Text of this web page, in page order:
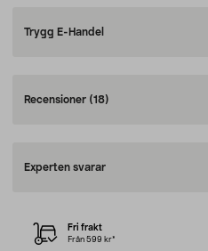
Trygg E-Handel
Recensioner (18)
Experten svarar
Fri frakt
Från 599 kr*